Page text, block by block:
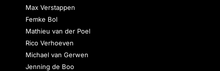
Max Verstappen
Femke Bol
Mathieu van der Poel
Rico Verhoeven
Michael van Gerwen
Jenning de Boo